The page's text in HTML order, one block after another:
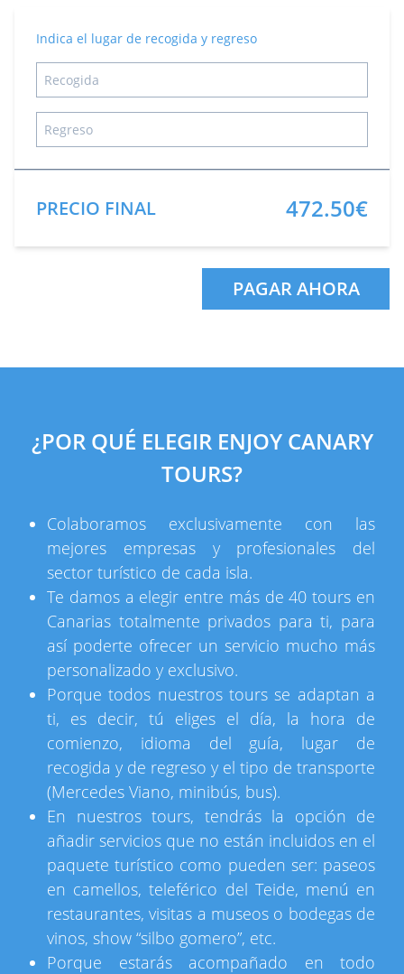
Indica el lugar de recogida y regreso
PRECIO FINAL 472.50€
PAGAR AHORA
¿POR QUÉ ELEGIR ENJOY CANARY
TOURS?
Colaboramos exclusivamente con las
mejores empresas y profesionales del
sector turístico de cada isla.
Te damos a elegir entre más de 40 tours en
Canarias totalmente privados para ti, para
así poderte ofrecer un servicio mucho más
personalizado y exclusivo.
Porque todos nuestros tours se adaptan a
ti, es decir, tú eliges el día, la hora de
comienzo, idioma del guía, lugar de
recogida y de regreso y el tipo de transporte
(Mercedes Viano, minibús, bus).
En nuestros tours, tendrás la opción de
añadir servicios que no están incluidos en el
paquete turístico como pueden ser: paseos
en camellos, teleférico del Teide, menú en
restaurantes, visitas a museos o bodegas de
vinos, show “silbo gomero”, etc.
Porque estarás acompañado en todo